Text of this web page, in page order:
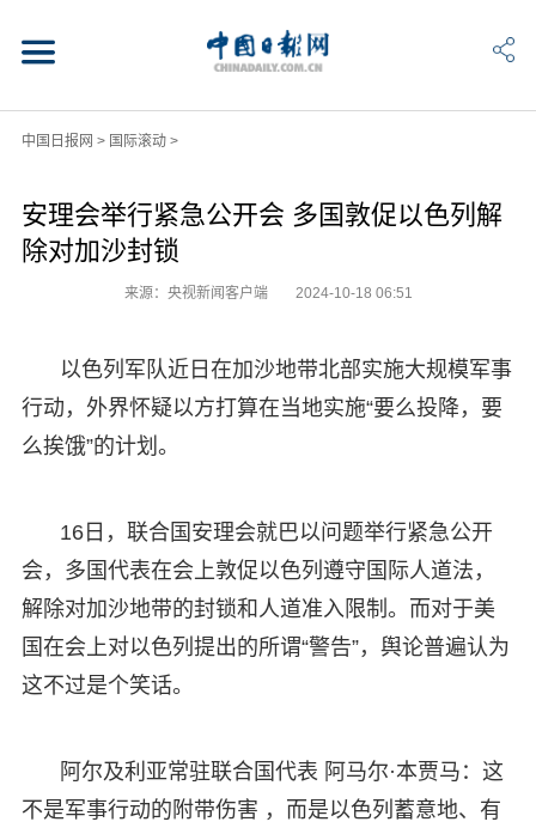
中国日报网 > 国际滚动>
安理会举行紧急公开会 多国敦促以色列解
除对加沙封锁
来源：央视新闻客户端 2024-10-18 06:51
以色列军队近日在加沙地带北部实施大规模军事
行动，外界怀疑以方打算在当地实施“要么投降，要
么挨饿”的计划。
16日，联合国安理会就巴以问题举行紧急公开
会，多国代表在会上敦促以色列遵守国际人道法，
解除对加沙地带的封锁和人道准入限制。而对于美
国在会上对以色列提出的所谓“警告”，舆论普遍认为
这不过是个笑话。
阿尔及利亚常驻联合国代表 阿马尔·本贾马：这
不是军事行动的附带伤害 ，而是以色列蓄意地、有